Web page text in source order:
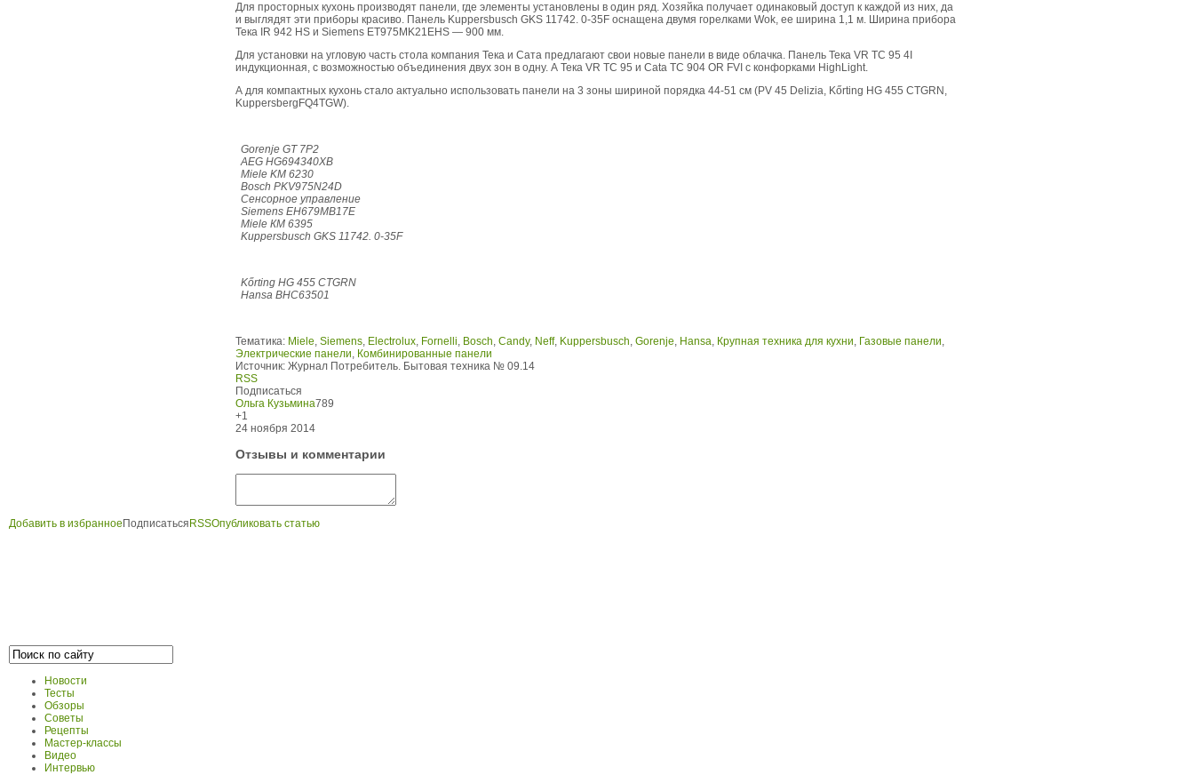
Для просторных кухонь производят панели, где элементы установлены в один ряд. Хозяйка получает одинаковый доступ к каждой из них, да
и выглядят эти приборы красиво. Панель Kuppersbusch GKS 11742. 0-35F оснащена двумя горелками Wok, ее ширина 1,1 м. Ширина прибора
Тека IR 942 HS и Siemens ET975MK21EHS — 900 мм.
Для установки на угловую часть стола компания Тека и Сата предлагают свои новые панели в виде облачка. Панель Тека VR TC 95 4I
индукционная, с возможностью объединения двух зон в одну. А Тека VR TC 95 и Cata TC 904 OR FVI с конфорками HighLight.
А для компактных кухонь стало актуально использовать панели на 3 зоны шириной порядка 44-51 см (PV 45 Delizia, Kőrting HG 455 CTGRN,
KuppersbergFQ4TGW).
Gorenje GT 7P2
AEG HG694340XB
Miele KM 6230
Bosch PKV975N24D
Сенсорное управление
Siemens EH679MB17E
Miele КМ 6395
Kuppersbusch GKS 11742. 0-35F
Kőrting HG 455 CTGRN
Hansa ВНС63501
Тематика: Miele, Siemens, Electrolux, Fornelli, Bosch, Candy, Neff, Kuppersbusch, Gorenje, Hansa, Крупная техника для кухни, Газовые панели,
Электрические панели, Комбинированные панели
Источник: Журнал Потребитель. Бытовая техника № 09.14
RSS
Подписаться
Ольга Кузьмина789
+1
24 ноября 2014
Отзывы и комментарии
Добавить в избранное Подписаться RSSОпубликовать статью
Новости
Тесты
Обзоры
Советы
Рецепты
Мастер-классы
Видео
Интервью